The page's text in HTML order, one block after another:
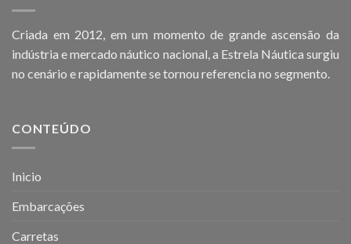
Criada em 2012, em um momento de grande ascensão da
indústria e mercado náutico nacional, a Estrela Náutica surgiu
no cenário e rapidamente se tornou referencia no segmento.
CONTEÚDO
Inicio
Embarcações
Carretas